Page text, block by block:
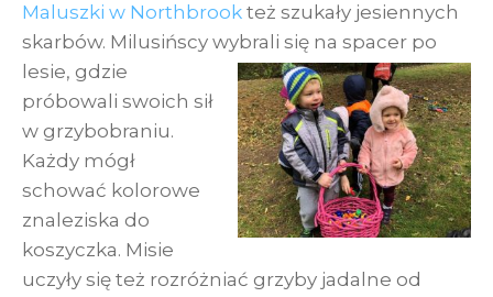
Maluszki w Northbrook też szukały jesiennych
skarbów. Milusińscy wybrali się na spacer po
lesie, gdzie
próbowali swoich sił
w grzybobraniu.
Każdy mógł
schować kolorowe
znaleziska do
koszyczka. Misie
uczyły się też rozróżniać grzyby jadalne od